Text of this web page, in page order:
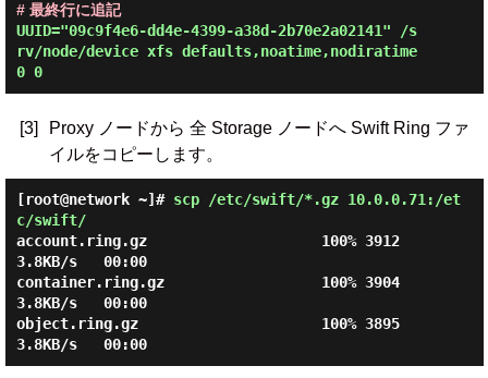
# 最終行に追記
UUID="09c9f4e6-dd4e-4399-a38d-2b70e2a02141" /s
rv/node/device xfs defaults,noatime,nodiratime
0 0
[3]
Proxy ノードから 全 Storage ノードへ Swift Ring ファ
イルをコピーします。
[root@network ~]# scp /etc/swift/*.gz 10.0.0.71:/et
c/swift/
account.ring.gz                    100% 3912
3.8KB/s   00:00
container.ring.gz                  100% 3904
3.8KB/s   00:00
object.ring.gz                     100% 3895
3.8KB/s   00:00